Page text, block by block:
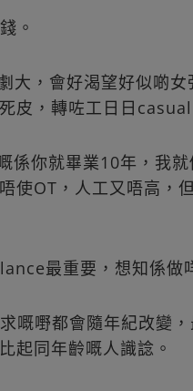
。
大，會好渴望好似啲
皮，轉咗工日日
係你就畢業10年，我
使OT，人工又唔高，
最重要，想知係做
嘅嘢都會隨年紀改變
起同年齡嘅人識諗。